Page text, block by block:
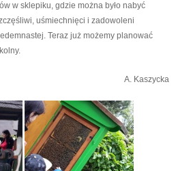
w sklepiku, gdzie można było nabyć
uśmiechnięci i zadowoleni
Teraz już możemy planować
A. Kaszycka